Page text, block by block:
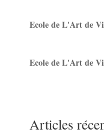
Ecole de L'Art de
Ecole de L'Art de
Articles